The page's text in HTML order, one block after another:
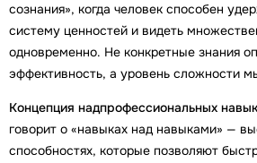
сознания», когда человек способен
систему ценностей и видеть
одновременно. Не конкретные знания
эффективность, а уровень сложности
Концепция надпрофессиональных
говорит о «навыках над навыками» —
способностях, которые позволяют